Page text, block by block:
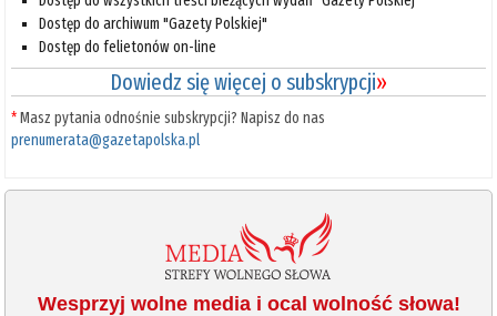
Dostęp do archiwum "Gazety Polskiej"
Dostęp do felietonów on-line
Dowiedz się więcej o subskrypcji»
*Masz pytania odnośnie subskrypcji? Napisz do nas
prenumerata@gazetapolska.pl
Wesprzyj wolne media i ocal wolność słowa!